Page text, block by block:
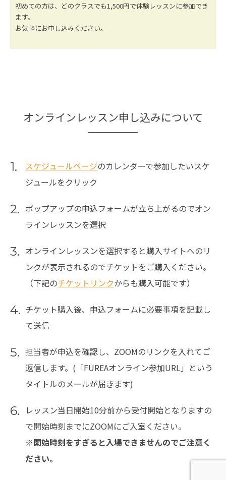
初めての方は、どのクラスでも1,500円で体験レッスンに参加でき
ます。
お気軽にお申し込みください。
オンラインレッスン申し込みについて
1. スケジュールページのカレンダーで参加したいスケ
ジュールをクリック
2. ポップアップの申込フォームが立ち上がるのでオン
ラインレッスンを選択
3. オンラインレッスンを選択すると購入サイトへのリ
ンクが表示されるのでチケットをご購入ください。
（下記のチケットリンクからも購入可能です）
4. チケット購入後、申込フォームに必要事項を記載し
て送信
5. 担当者が申込を確認し、ZOOMのリンクを入れてご
返信します。(「FUREAオンライン参加URL」という
タイトルのメールが届きます)
6.
レッスン当日開始10分前から受付開始となりますの
で開始時刻までにZOOMにご入室ください。
※開始時刻をすぎると入場できませんのでご注意く
ださい。